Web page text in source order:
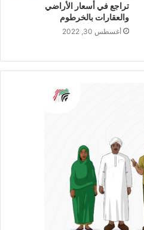
تراجع في أسعار الأراضي
والعقارات بالخرطوم
أغسطس 30, 2022